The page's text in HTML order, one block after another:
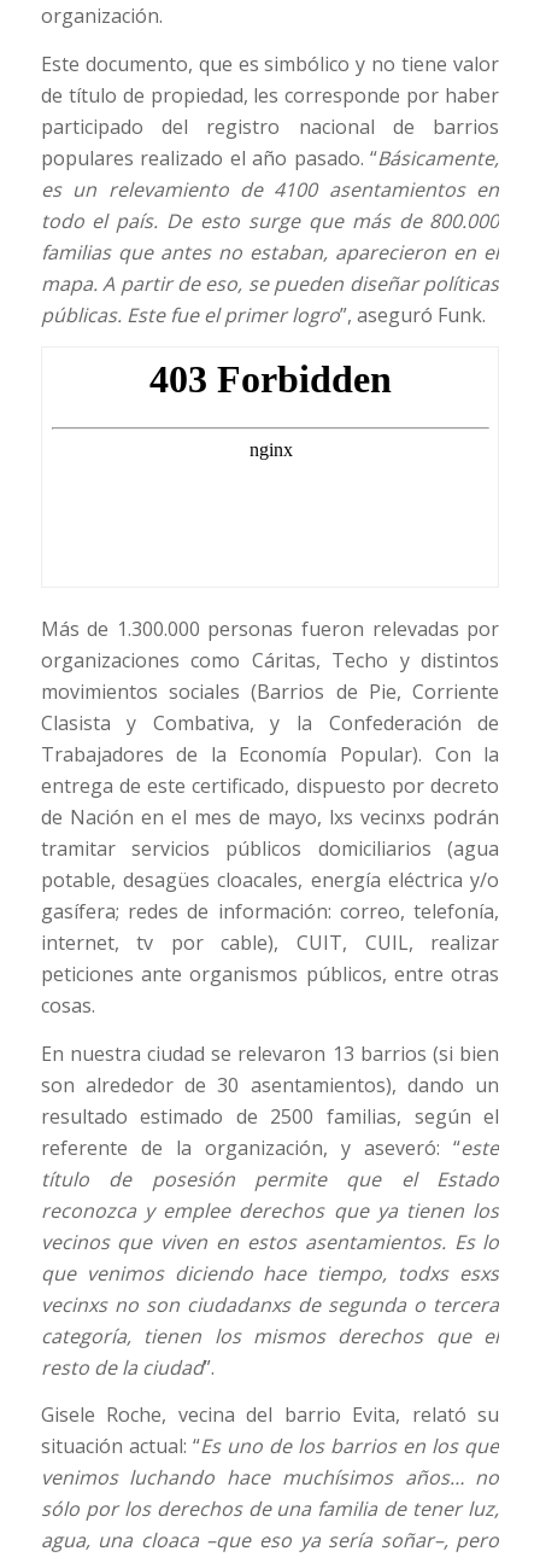
organización.
Este documento, que es simbólico y no tiene valor
de título de propiedad, les corresponde por haber
participado del registro nacional de barrios
populares realizado el año pasado. “Básicamente,
es un relevamiento de 4100 asentamientos en
todo el país. De esto surge que más de 800.000
familias que antes no estaban, aparecieron en el
mapa. A partir de eso, se pueden diseñar políticas
públicas. Este fue el primer logro”, aseguró Funk.
Más de 1.300.000 personas fueron relevadas por
organizaciones como Cáritas, Techo y distintos
movimientos sociales (Barrios de Pie, Corriente
Clasista y Combativa, y la Confederación de
Trabajadores de la Economía Popular). Con la
entrega de este certificado, dispuesto por decreto
de Nación en el mes de mayo, lxs vecinxs podrán
tramitar servicios públicos domiciliarios (agua
potable, desagües cloacales, energía eléctrica y/o
gasífera; redes de información: correo, telefonía,
internet, tv por cable), CUIT, CUIL, realizar
peticiones ante organismos públicos, entre otras
cosas.
En nuestra ciudad se relevaron 13 barrios (si bien
son alrededor de 30 asentamientos), dando un
resultado estimado de 2500 familias, según el
referente de la organización, y aseveró: “este
título de posesión permite que el Estado
reconozca y emplee derechos que ya tienen los
vecinos que viven en estos asentamientos. Es lo
que venimos diciendo hace tiempo, todxs esxs
vecinxs no son ciudadanxs de segunda o tercera
categoría, tienen los mismos derechos que el
resto de la ciudad”.
Gisele Roche, vecina del barrio Evita, relató su
situación actual: “Es uno de los barrios en los que
venimos luchando hace muchísimos años… no
sólo por los derechos de una familia de tener luz,
agua, una cloaca –que eso ya sería soñar–, pero